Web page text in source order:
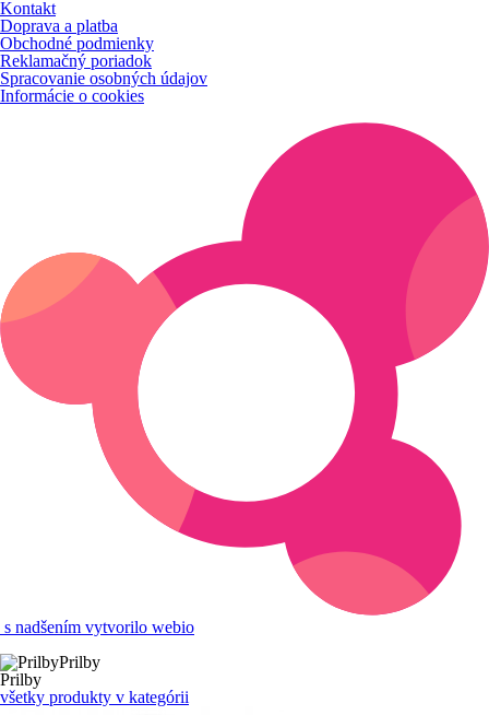
Kontakt
Doprava a platba
Obchodné podmienky
Reklamačný poriadok
Spracovanie osobných údajov
Informácie o cookies
s nadšením vytvorilo webio
Prilby
Prilby
všetky produkty v kategórii